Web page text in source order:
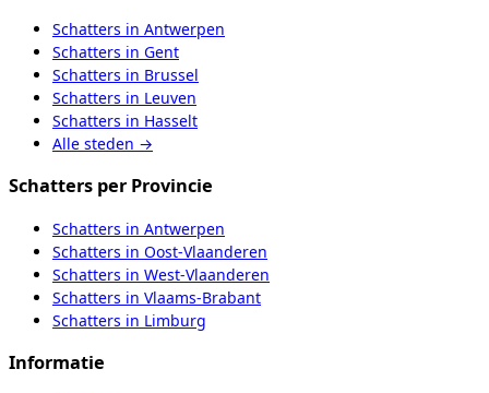
Schatters in Antwerpen
Schatters in Gent
Schatters in Brussel
Schatters in Leuven
Schatters in Hasselt
Alle steden →
Schatters per Provincie
Schatters in Antwerpen
Schatters in Oost-Vlaanderen
Schatters in West-Vlaanderen
Schatters in Vlaams-Brabant
Schatters in Limburg
Informatie